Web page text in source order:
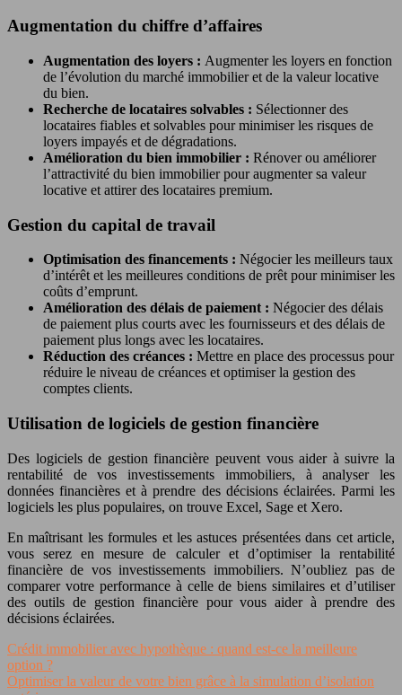
Augmentation du chiffre d’affaires
Augmentation des loyers : Augmenter les loyers en fonction
de l’évolution du marché immobilier et de la valeur locative
du bien.
Recherche de locataires solvables : Sélectionner des
locataires fiables et solvables pour minimiser les risques de
loyers impayés et de dégradations.
Amélioration du bien immobilier : Rénover ou améliorer
l’attractivité du bien immobilier pour augmenter sa valeur
locative et attirer des locataires premium.
Gestion du capital de travail
Optimisation des financements : Négocier les meilleurs taux
d’intérêt et les meilleures conditions de prêt pour minimiser les
coûts d’emprunt.
Amélioration des délais de paiement : Négocier des délais
de paiement plus courts avec les fournisseurs et des délais de
paiement plus longs avec les locataires.
Réduction des créances : Mettre en place des processus pour
réduire le niveau de créances et optimiser la gestion des
comptes clients.
Utilisation de logiciels de gestion financière
Des logiciels de gestion financière peuvent vous aider à suivre la
rentabilité de vos investissements immobiliers, à analyser les
données financières et à prendre des décisions éclairées. Parmi les
logiciels les plus populaires, on trouve Excel, Sage et Xero.
En maîtrisant les formules et les astuces présentées dans cet article,
vous serez en mesure de calculer et d’optimiser la rentabilité
financière de vos investissements immobiliers. N’oubliez pas de
comparer votre performance à celle de biens similaires et d’utiliser
des outils de gestion financière pour vous aider à prendre des
décisions éclairées.
Crédit immobilier avec hypothèque : quand est-ce la meilleure
option ?
Optimiser la valeur de votre bien grâce à la simulation d’isolation